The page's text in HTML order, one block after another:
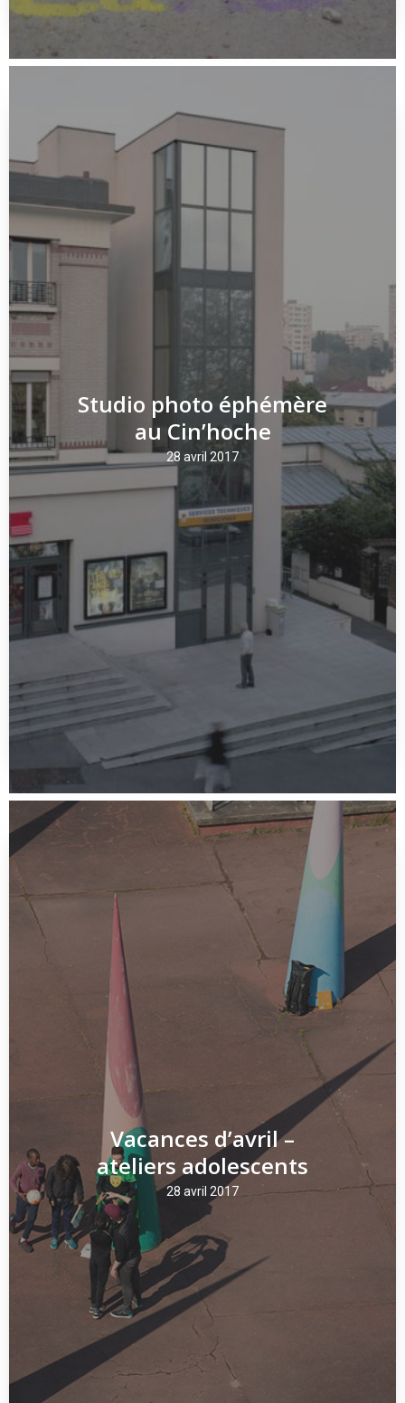
Studio photo éphémère
au Cin’hoche
28 avril 2017
Vacances d’avril –
ateliers adolescents
28 avril 2017